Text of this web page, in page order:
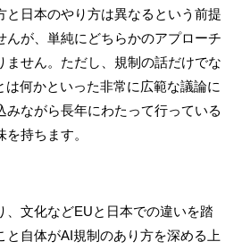
と日本のやり方は異なるという前提
んが、単純にどちらかのアプローチ
ません。ただし、規制の話だけでな
は何かといった非常に広範な議論に
みながら長年にわたって行っている
持ちます。
、文化などEUと日本での違いを踏
と自体がAI規制のあり方を深める上